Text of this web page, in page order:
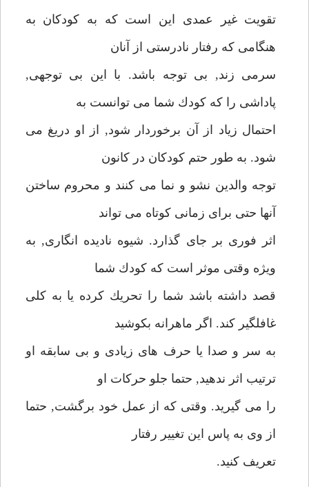
تقويت غير عمدى اين است كه به كودكان به
هنگامى كه رفتار نادرستى از آنان
سرمى زند, بى توجه باشد. با اين بى توجهى,
پاداشى را كه كودك شما مى توانست به
احتمال زياد از آن برخوردار شود, از او دريغ مى
شود. به طور حتم كودكان در كانون
توجه والدين نشو و نما مى كنند و محروم ساختن
آنها حتى براى زمانى كوتاه مى تواند
اثر فورى بر جاى گذارد. شيوه ناديده انگارى, به
ويژه وقتى موثر است كه كودك شما
قصد داشته باشد شما را تحريك كرده يا به كلى
غافلگير كند. اگر ماهرانه بكوشيد
به سر و صدا يا حرف هاى زيادى و بى سابقه او
ترتيب اثر ندهيد, حتما جلو حركات او
را مى گيريد. وقتى كه از عمل خود برگشت, حتما
از وى به پاس اين تغيير رفتار
تعريف كنيد.